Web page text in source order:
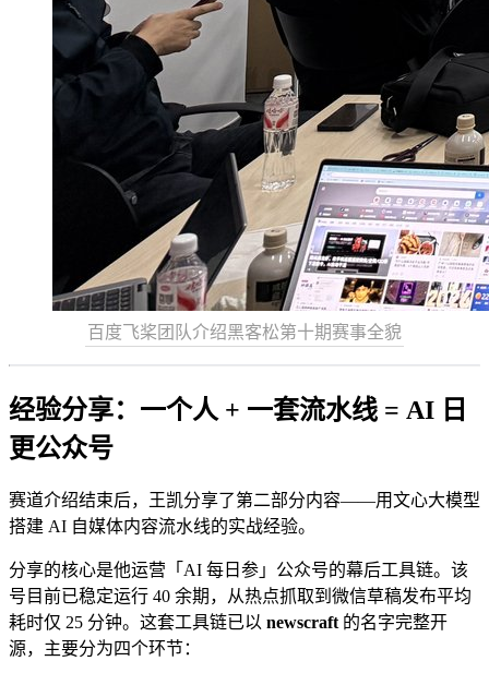
百度飞桨团队介绍黑客松第十期赛事全貌
经验分享：一个人 + 一套流水线 = AI 日
更公众号
赛道介绍结束后，王凯分享了第二部分内容——用文心大模型
搭建 AI 自媒体内容流水线的实战经验。
分享的核心是他运营「AI 每日参」公众号的幕后工具链。该
号目前已稳定运行 40 余期，从热点抓取到微信草稿发布平均
耗时仅 25 分钟。这套工具链已以 newscraft的名字完整开
源，主要分为四个环节：